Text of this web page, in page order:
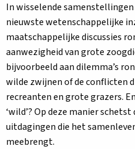
In wisselende
nieuwste wetenschappelijke
maatschappelijke discussies
aanwezigheid van grote
bijvoorbeeld aan dilemma’s
wilde zwijnen of de conflicten
recreanten en grote grazers.
‘wild’? Op deze manier
uitdagingen die het
meebrengt.